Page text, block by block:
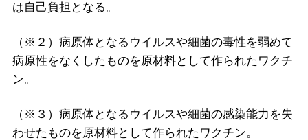
は自己負担となる。
（※２）病原体となるウイルスや細菌の毒性を弱めて
病原性をなくしたものを原材料として作られたワクチ
ン。
（※３）病原体となるウイルスや細菌の感染能力を失
わせたものを原材料として作られたワクチン。